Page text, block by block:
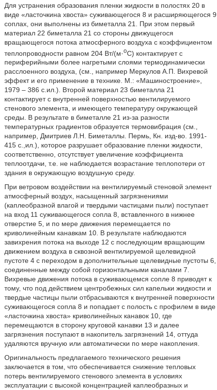
Для устранения образования пленки жидкости в полостях 20 в
виде «ласточкина хвоста» суживающегося 8 и расширяющегося 9
соплах, они выполнены из биметалла 21. При этом первый
материал 22 биметалла 21 со стороны движущегося
вращающегося потока атмосферного воздуха с коэффициентом
теплопроводности равном 204 Вт/(м·оС) контактирует с
периферийными более нагретыми слоями термодинамически
расслоенного воздуха, (см., например Меркулов А.П. Вихревой
эффект и его применение в технике. М.: «Машиностроение»,
1979 – 386 с.ил.). Второй материал 23 биметалла 21
контактирует с внутренней поверхностью вентилируемого
стенового элемента, и имеющего температуру окружающей
среды. В результате в биметалле 21 из-за разности
температурных градиентов образуется термовибрация (см.,
например, Дмитриев Л.Н. Биметаллы. Пермь, Кн. изд-во. 1991-
415 с.,ил.), которое разрушает образование пленки жидкости,
соответственно, отсутствует увеличение коэффициента
теплоотдачи, т.е. не наблюдается возрастание теплопотери от
здания в окружающую воздушную среду.
При ветровом воздействии на вентилируемый стеновой элемент
атмосферный воздух, насыщенный загрязнениями
(каплеобразной влагой и твердыми частицами пыли) поступает
на вход 11 суживающегося сопла 8, вставленного в нижнее
отверстие 5, и по мере движения перемещается по
криволинейным канавкам 10. В результате наблюдаются
завихрения потока на выходе 12 с последующим вращающим
движением воздуха в сквозной вентилируемой щелевидной
пустоте 4 с переходом в дополнительные щелевидные пустоты 6,
соединенные между собой горизонтальными каналами 7.
Вихревые движения потока в суживающемся сопле 8 приводят к
тому, что под действием центробежных сил капельки жидкости и
твердые частицы пыли отбрасываются к внутренней поверхности
суживающегося сопла 8 и попадает с полость с профилем в виде
«ласточкина хвоста» криволинейных канавок 10, где
перемещаются в сторону круговой канавки 13 и далее
загрязнения поступают в накопитель загрязнений 14, оттуда
удаляются вручную или автоматически по мере накопления.
Оригинальность предлагаемого технического решения
заключается в том, что обеспечивается снижение тепловых
потерь вентилируемого стенового элемента в условиях
эксплуатации с высокой концентрацией каплеобразных и